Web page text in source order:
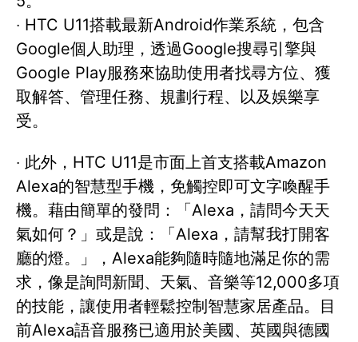
‧ HTC U11搭載最新Android作業系統，包含
Google個人助理，透過Google搜尋引擎與
Google Play服務來協助使用者找尋方位、獲
取解答、管理任務、規劃行程、以及娛樂享
受。
‧ 此外，HTC U11是市面上首支搭載Amazon
Alexa的智慧型手機，免觸控即可文字喚醒手
機。藉由簡單的發問：「Alexa，請問今天天
氣如何？」或是說：「Alexa，請幫我打開客
廳的燈。」，Alexa能夠隨時隨地滿足你的需
求，像是詢問新聞、天氣、音樂等12,000多項
的技能，讓使用者輕鬆控制智慧家居產品。目
前Alexa語音服務已適用於美國、英國與德國